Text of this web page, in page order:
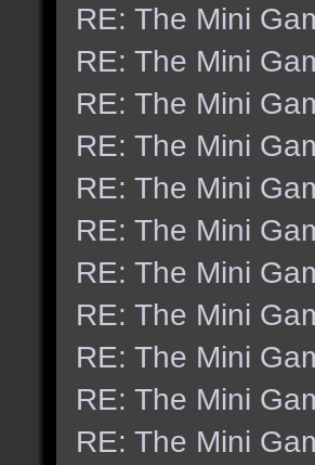
RE: The Mini
RE: The Mini
RE: The Mini
RE: The Mini
RE: The Mini
RE: The Mini
RE: The Mini
RE: The Mini
RE: The Mini
RE: The Mini
RE: The Mini